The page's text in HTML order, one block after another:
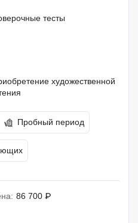
тесты
художественной
Пробный период
86 700 ₽